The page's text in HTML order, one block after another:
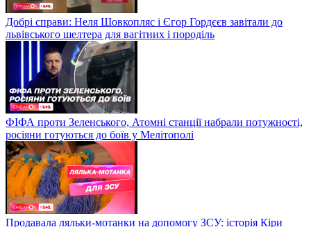
Добрі справи: Неля Шовкопляс і Єгор Гордєєв завітали до
львівського шелтера для вагітних і породіль
ФІФА проти Зеленського, Атомні станції набрали потужності,
росіяни готуються до боїв у Мелітополі
Продавала ляльки-мотанки на допомогу ЗСУ: історія Кіри